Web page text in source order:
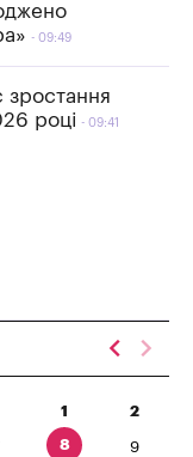
09:49
зростання
році
09:41
1 2
8 9